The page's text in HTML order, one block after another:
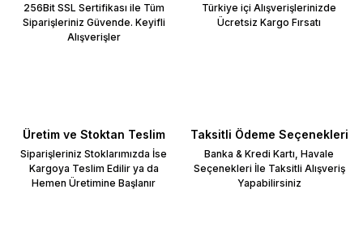
256Bit SSL Sertifikası ile Tüm
Siparişleriniz Güvende. Keyifli
Alışverişler
Türkiye içi Alışverişlerinizde
Ücretsiz Kargo Fırsatı
Üretim ve Stoktan Teslim
Siparişleriniz Stoklarımızda İse
Kargoya Teslim Edilir ya da
Hemen Üretimine Başlanır
Taksitli Ödeme Seçenekleri
Banka & Kredi Kartı, Havale
Seçenekleri İle Taksitli Alışveriş
Yapabilirsiniz